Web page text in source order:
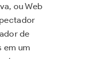
ou Web
de
em um